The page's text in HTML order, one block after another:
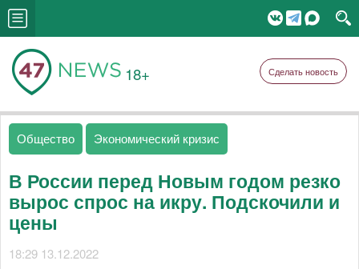
18+ Сделать новость
Общество Экономический кризис
В России перед Новым годом резко
вырос спрос на икру. Подскочили и
цены
18:29 13.12.2022